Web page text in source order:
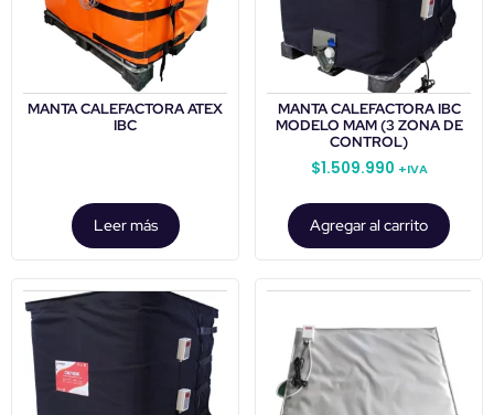
MANTA CALEFACTORA ATEX
IBC
Leer más
MANTA CALEFACTORA IBC
MODELO MAM (3 ZONA DE
CONTROL)
$1.509.990 +IVA
Agregar al carrito